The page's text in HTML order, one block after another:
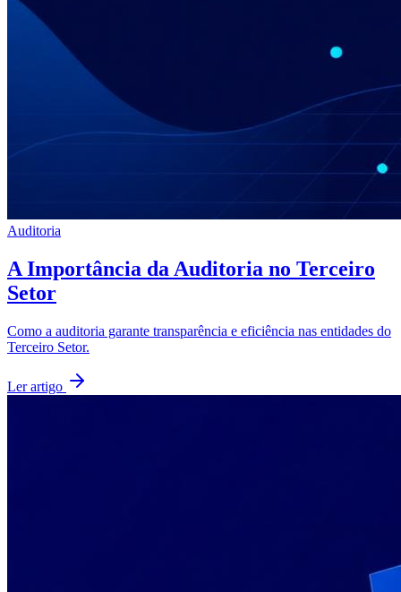
Auditoria
A Importância da Auditoria no Terceiro
Setor
Como a auditoria garante transparência e eficiência nas entidades do
Terceiro Setor.
Ler artigo